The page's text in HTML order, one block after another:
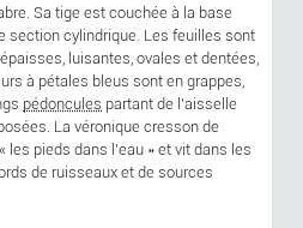
Sa tige est couchée à la base
section cylindrique. Les feuilles sont
luisantes, ovales et dentées,
à pétales bleus sont en grappes,
pédoncules partant de l'aisselle
La véronique cresson de
les pieds dans l'eau » et vit dans les
de ruisseaux et de sources